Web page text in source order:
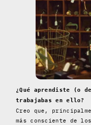
¿Qué aprendiste (o
trabajabas en ello?
Creo que,
más consciente de